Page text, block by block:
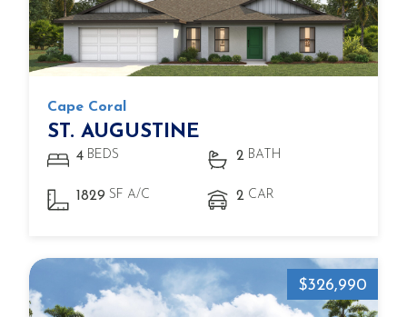
Cape Coral
ST. AUGUSTINE
4 BEDS 2 BATH
1829 SF A/C 2 CAR
$326,990